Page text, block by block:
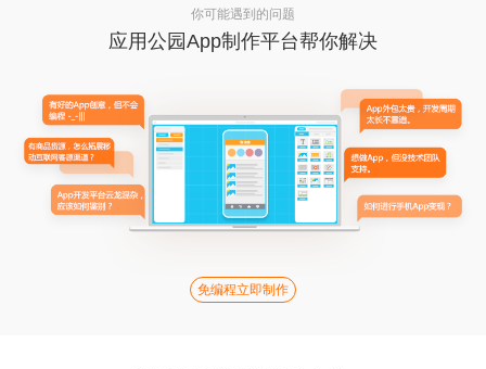
你可能遇到的问题
应用公园App制作平台帮你解决
免编程立即制作